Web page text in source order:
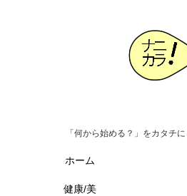
「何から始める？」をカタチ
ホーム
健康/美